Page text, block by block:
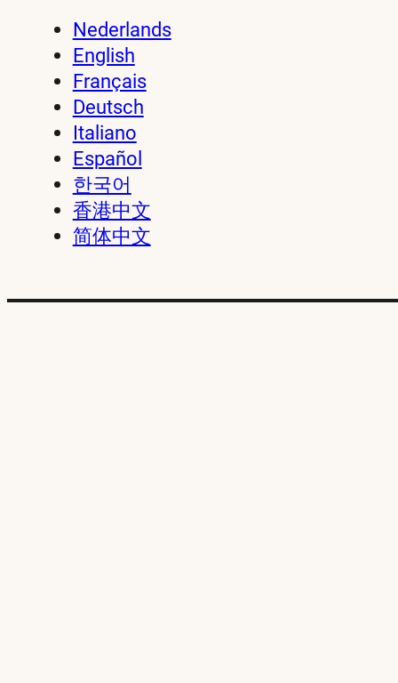
Nederlands
English
Français
Deutsch
Italiano
Español
한국어
香港中文
简体中文